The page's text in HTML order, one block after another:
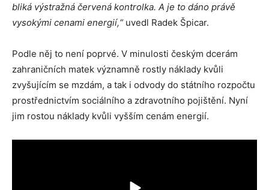
bliká výstražná červená kontrolka. A je to dáno právě
vysokými cenami energií,“uvedl Radek Špicar.
Podle něj to není poprvé. V minulosti českým dcerám
zahraničních matek významně rostly náklady kvůli
zvyšujícím se mzdám, a tak i odvody do státního rozpočtu
prostřednictvím sociálního a zdravotního pojištění. Nyní
jim rostou náklady kvůli vyšším cenám energií.